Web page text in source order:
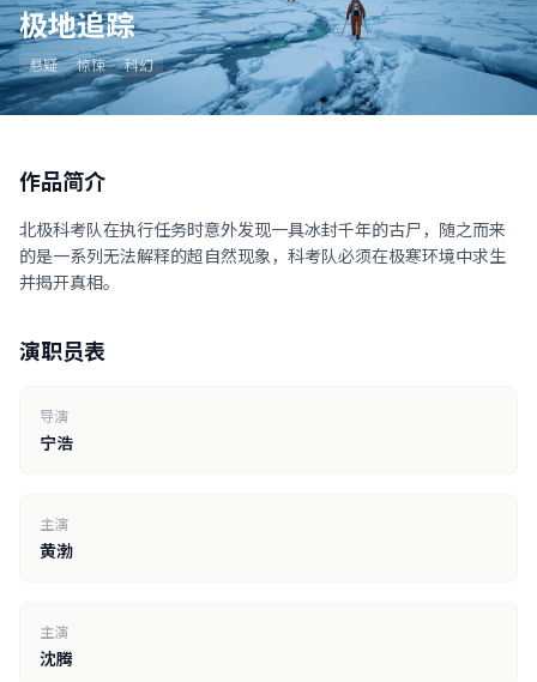
极地追踪
悬疑 惊悚 科幻
作品简介
北极科考队在执行任务时意外发现一具冰封千年的古尸，随之而来
的是一系列无法解释的超自然现象，科考队必须在极寒环境中求生
并揭开真相。
演职员表
导演
宁浩
主演
黄渤
主演
沈腾